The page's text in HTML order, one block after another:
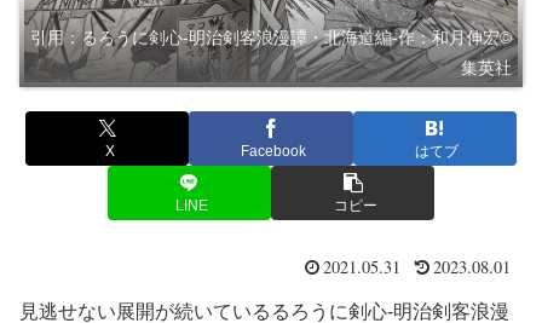
引用：るろうに剣心-明治剣客浪漫譚・北海道編-作：和月伸宏©︎
集英社
X Facebook はてブ
LINE コピー
2021.05.31 2023.08.01
見逃せない展開が続いているるろうに剣心-明治剣客浪漫